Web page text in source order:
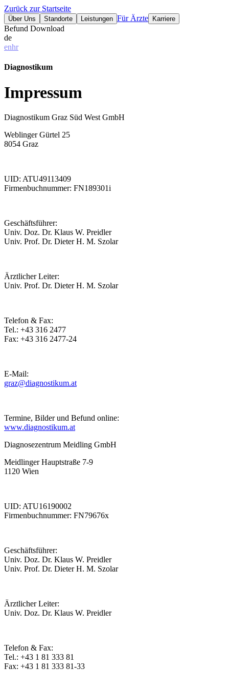
Zurück zur Startseite
Über Uns Standorte Leistungen Für Ärzte Karriere
Befund Download
de
enhr
Diagnostikum
Impressum
Diagnostikum Graz Süd West GmbH
Weblinger Gürtel 25
8054 Graz
UID: ATU49113409
Firmenbuchnummer: FN189301i
Geschäftsführer:
Univ. Doz. Dr. Klaus W. Preidler
Univ. Prof. Dr. Dieter H. M. Szolar
Ärztlicher Leiter:
Univ. Prof. Dr. Dieter H. M. Szolar
Telefon & Fax:
Tel.: +43 316 2477
Fax: +43 316 2477-24
E-Mail:
graz@diagnostikum.at
Termine, Bilder und Befund online:
www.diagnostikum.at
Diagnosezentrum Meidling GmbH
Meidlinger Hauptstraße 7-9
1120 Wien
UID: ATU16190002
Firmenbuchnummer: FN79676x
Geschäftsführer:
Univ. Doz. Dr. Klaus W. Preidler
Univ. Prof. Dr. Dieter H. M. Szolar
Ärztlicher Leiter:
Univ. Doz. Dr. Klaus W. Preidler
Telefon & Fax:
Tel.: +43 1 81 333 81
Fax: +43 1 81 333 81-33